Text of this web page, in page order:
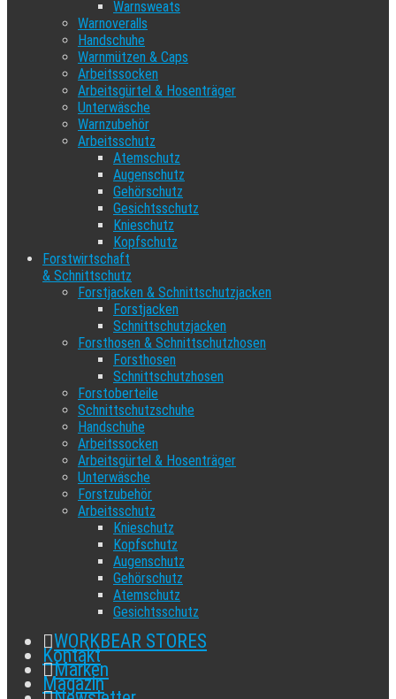
Warnsweats
Warnoveralls
Handschuhe
Warnmützen & Caps
Arbeitssocken
Arbeitsgürtel & Hosenträger
Unterwäsche
Warnzubehör
Arbeitsschutz
Atemschutz
Augenschutz
Gehörschutz
Gesichtsschutz
Knieschutz
Kopfschutz
Forstwirtschaft
& Schnittschutz
Forstjacken & Schnittschutzjacken
Forstjacken
Schnittschutzjacken
Forsthosen & Schnittschutzhosen
Forsthosen
Schnittschutzhosen
Forstoberteile
Schnittschutzschuhe
Handschuhe
Arbeitssocken
Arbeitsgürtel & Hosenträger
Unterwäsche
Forstzubehör
Arbeitsschutz
Knieschutz
Kopfschutz
Augenschutz
Gehörschutz
Atemschutz
Gesichtsschutz
WORKBEAR STORES
Kontakt
Marken
Magazin